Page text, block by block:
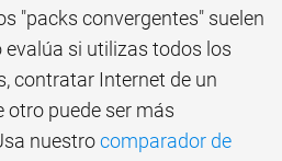
"packs convergentes" suelen
evalúa si utilizas todos los
contratar Internet de un
otro puede ser más
nuestrocomparador de